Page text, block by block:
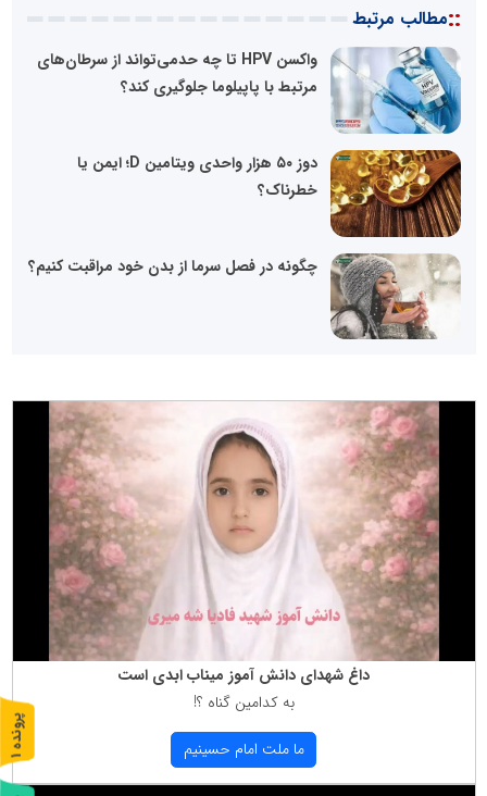
::مطالب مرتبط
واکسن HPV تا چه حدمی‌تواند از سرطان‌های
مرتبط با پاپیلوما جلوگیری کند؟
دوز ۵۰ هزار واحدی ویتامین D؛ ایمن یا
خطرناک؟
چگونه در فصل سرما از بدن خود مراقبت کنیم؟
داغ شهدای دانش آموز میناب ابدی است
به كدامین گناه ؟!
ما ملت امام حسینیم
پ
ر
و
ن
د
ه
1